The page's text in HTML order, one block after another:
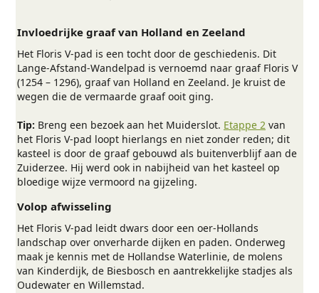
Invloedrijke graaf van Holland en Zeeland
Het Floris V-pad is een tocht door de geschiedenis. Dit
Lange-Afstand-Wandelpad is vernoemd naar graaf Floris V
(1254 – 1296), graaf van Holland en Zeeland. Je kruist de
wegen die de vermaarde graaf ooit ging.
Tip: Breng een bezoek aan het Muiderslot. Etappe 2 van
het Floris V-pad loopt hierlangs en niet zonder reden; dit
kasteel is door de graaf gebouwd als buitenverblijf aan de
Zuiderzee. Hij werd ook in nabijheid van het kasteel op
bloedige wijze vermoord na gijzeling.
Volop afwisseling
Het Floris V-pad leidt dwars door een oer-Hollands
landschap over onverharde dijken en paden. Onderweg
maak je kennis met de Hollandse Waterlinie, de molens
van Kinderdijk, de Biesbosch en aantrekkelijke stadjes als
Oudewater en Willemstad.